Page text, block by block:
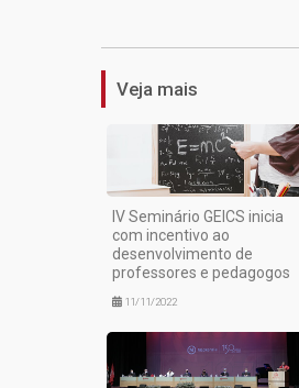
Veja mais
IV Seminário GEICS inicia
com incentivo ao
desenvolvimento de
professores e pedagogos
11/11/2022